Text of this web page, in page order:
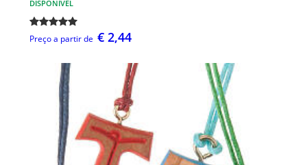
DISPONÍVEL
Preço a partir de € 2,44